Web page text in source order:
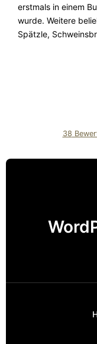
erstmals in einem
wurde. Weitere
Spätzle,
38